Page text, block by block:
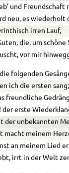
und Freundschaft
neu, es wiederholt
irren Lauf,
die, um schöne
vor mir
folgenden
ich die ersten sang;
freundliche
der erste
der unbekannten
macht meinem
an meinem Lied
irrt in der Welt